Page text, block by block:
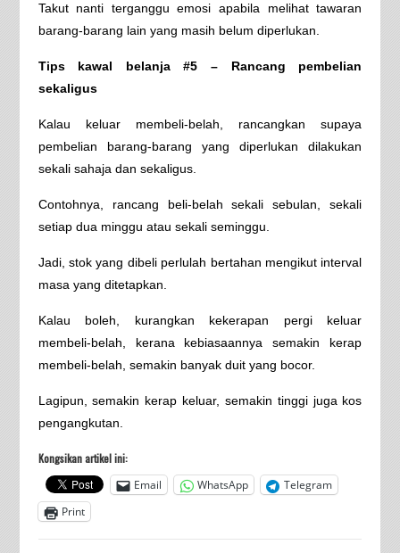
Takut nanti terganggu emosi apabila melihat tawaran
barang-barang lain yang masih belum diperlukan.
Tips kawal belanja #5 – Rancang pembelian
sekaligus
Kalau keluar membeli-belah, rancangkan supaya
pembelian barang-barang yang diperlukan dilakukan
sekali sahaja dan sekaligus.
Contohnya, rancang beli-belah sekali sebulan, sekali
setiap dua minggu atau sekali seminggu.
Jadi, stok yang dibeli perlulah bertahan mengikut interval
masa yang ditetapkan.
Kalau boleh, kurangkan kekerapan pergi keluar
membeli-belah, kerana kebiasaannya semakin kerap
membeli-belah, semakin banyak duit yang bocor.
Lagipun, semakin kerap keluar, semakin tinggi juga kos
pengangkutan.
Kongsikan artikel ini:
Email
WhatsApp
Telegram
Print